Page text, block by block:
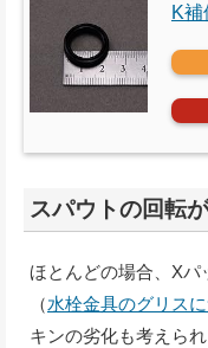
K
スパウトの回転
ほとんどの場合、Xパ
（水栓金具のグリス
キンの劣化も考えられ